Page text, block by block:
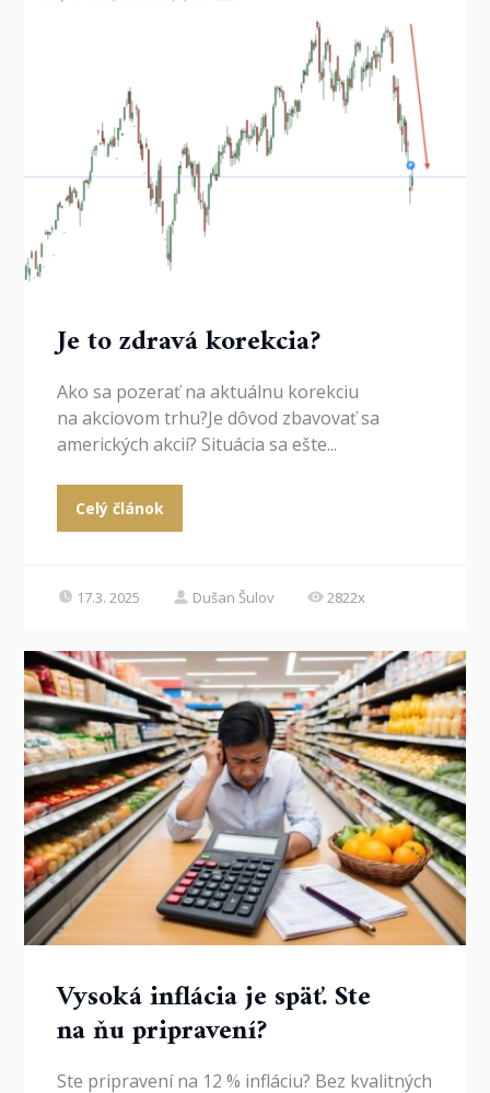
Je to zdravá korekcia?
Ako sa pozerať na aktuálnu korekciu
na akciovom trhu?Je dôvod zbavovať sa
amerických akcií? Situácia sa ešte...
Celý článok
17.3. 2025 Dušan Šulov 2822x
Vysoká inflácia je späť. Ste
na ňu pripravení?
Ste pripravení na 12 % infláciu? Bez kvalitných